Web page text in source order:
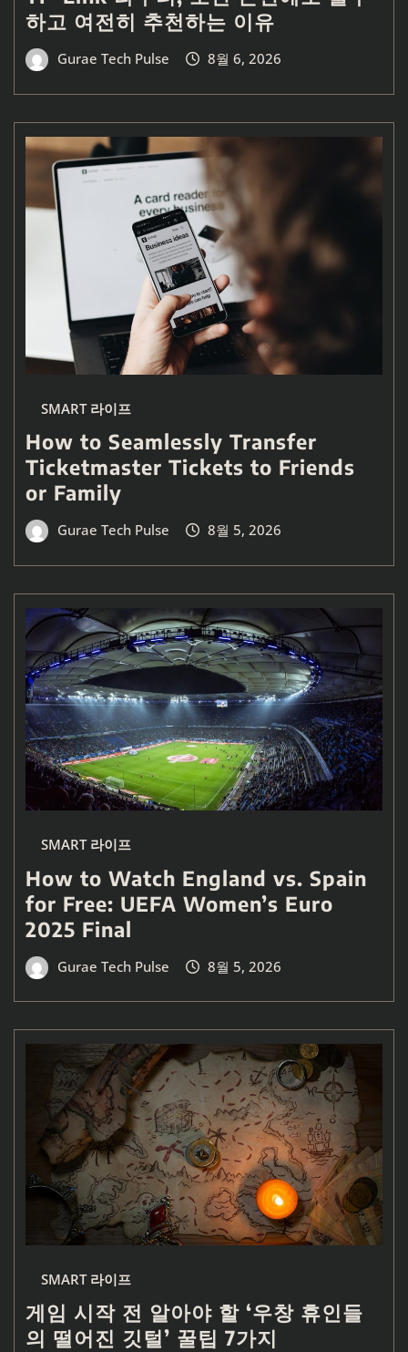
하고 여전히 추천하는 이유
Gurae Tech Pulse 8월 6, 2026
SMART 라이프
How to Seamlessly Transfer
Ticketmaster Tickets to Friends
or Family
Gurae Tech Pulse 8월 5, 2026
SMART 라이프
How to Watch England vs. Spain
for Free: UEFA Women’s Euro
2025 Final
Gurae Tech Pulse 8월 5, 2026
SMART 라이프
게임 시작 전 알아야 할 ‘우창 휴인들
의 떨어진 깃털’ 꿀팁 7가지